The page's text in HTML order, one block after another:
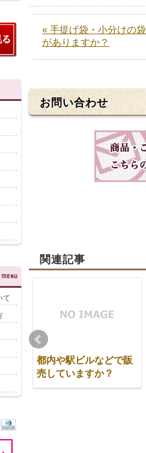
« 手提げ袋・小分けの
がありますか？
お問い合わせ
関連記事
ま
都内や駅ビルなどで販
売していますか？
MENU
て